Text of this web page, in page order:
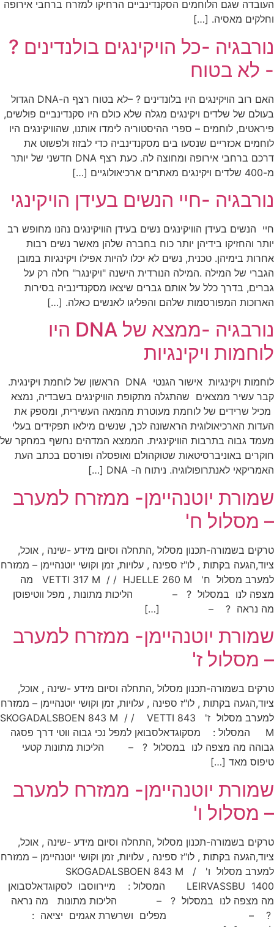
העובדה שגם הלוחמים הסקנדינביים הרחיקו למזרח ברחבי אירופה
וחלקים מאסיה. […]
נורבגיה -כל הויקינגים בולנדינים ?
- לא בטוח
האם רוב הויקינגים היו בלונדינים ? –לא בטוח רצף ה-DNA הגדול
בעולם של שלדים ויקינגים מגלה שלא כולם היו סקנדינביים פולשים,
פיראטים, לוחמים – ספרי ההיסטוריה לימדו אותנו, שהוויקינגים היו
לוחמים אכזריים שנסעו בים מסקנדינביה כדי לבזוז ולפשוט את
דרכם ברחבי אירופה ומחוצה לה. כעת רצף DNA חדשני של יותר
מ-400 שלדים ויקינגים מאתרים ארכיאולוגיים […]
נורבגיה -חיי הנשים בעידן הויקינגי
חיי הנשים בעידן הוויקינגים נשים בעידן הוויקינגים נהנו מחופש רב
יותר והחזיקו בידיהן יותר כוח בחברה שלהן מאשר נשים רבות
אחרות בימיהן. טכנית, נשים לא יכלו להיות אפילו ויקינגיות במובן
הגברי של המילה .המילה הנורדית הישנה "ויקינגר" חלה רק על
גברים, בדרך כלל על אותם גברים שיצאו מסקנדינביה בסירות
הארוכות המפורסמות שלהם והפליגו לאנשים כאלה. […]
נורבגיה -ממצא של DNA היו
לוחמות ויקינגיות
לוחמות ויקינגיות אישור הגנטי DNA הראשון של לוחמת ויקינגית.
קבר עשיר ממצאים שהתגלה מתקופת הוויקינגים בשבדיה, נמצא
מכיל שרידים של לוחמת מעוטרת מהמאה העשירית, ומספק את
העדות הארכיאולוגית הראשונה לכך, שנשים מילאו תפקידים בעלי
מעמד גבוה בתרבות הוויקינגית. הממצא המדהים נחשף במחקר של
חוקרים באוניברסיטאות שטוקהולם ואופסלה ופורסם בכתב העת
האמריקאי לאנתרופולוגיה. ניתוח ה- DNA […]
שמורת יוטנהיימן- ממזרח למערב
– מסלול ח'
טרקים בשמורה-תכנון מסלול ,התחלה וסיום מידע -שינה , אוכל,
ציוד,הגעה בקתות , לו"ז ספינה , עלויות, זמן וקושי יוטנהיימן – ממזרח
למערב מסלול ח' VETTI 317 M / / HJELLE 260 M מה
מצפה לנו במסלול ? – הליכות מתונות , מפל ווטיפוסן
מה נראה ? – […]
שמורת יוטנהיימן- ממזרח למערב
– מסלול ז'
טרקים בשמורה-תכנון מסלול ,התחלה וסיום מידע -שינה , אוכל,
ציוד,הגעה בקתות , לו"ז ספינה , עלויות, זמן וקושי יוטנהיימן – ממזרח
למערב מסלול ז' SKOGADALSBOEN 843 M / / VETTI 843
M המסלול : מסקוגדאלסבואן למפל נכי גבוה ווטי דרך פסגה
גבוהה מה מצפה לנו במסלול ? – הליכות מתונות קטעי
טיפוס מאד […]
שמורת יוטנהיימן- ממזרח למערב
– מסלול ו'
טרקים בשמורה-תכנון מסלול ,התחלה וסיום מידע -שינה , אוכל,
ציוד,הגעה בקתות , לו"ז ספינה , עלויות, זמן וקושי יוטנהיימן – ממזרח
למערב מסלול ו' SKOGADALSBOEN 843 M /
LEIRVASSBU 1400 המסלול : מיירווסבו לסקוגדאלסבואן
מה מצפה לנו במסלול ? – הליכות מתונות מה נראה
? – מפלים ושרשרת אגמים יציאה :